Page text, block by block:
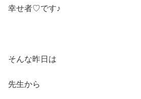
幸せ者♡です♪
そんな昨日は
先生から